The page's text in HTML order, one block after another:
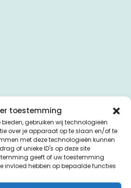
toestemming
gebruiken wij technologieën
over je apparaat op te slaan en/of te
met deze technologieën kunnen
of unieke ID's op deze site
geeft of uw toestemming
invloed hebben op bepaalde functies